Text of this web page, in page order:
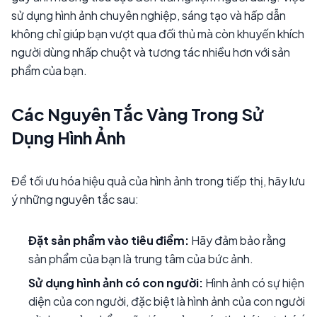
sử dụng hình ảnh chuyên nghiệp, sáng tạo và hấp dẫn
không chỉ giúp bạn vượt qua đối thủ mà còn khuyến khích
người dùng nhấp chuột và tương tác nhiều hơn với sản
phẩm của bạn.
Các Nguyên Tắc Vàng Trong Sử
Dụng Hình Ảnh
Để tối ưu hóa hiệu quả của hình ảnh trong tiếp thị, hãy lưu
ý những nguyên tắc sau:
Đặt sản phẩm vào tiêu điểm: Hãy đảm bảo rằng
sản phẩm của bạn là trung tâm của bức ảnh.
Sử dụng hình ảnh có con người: Hình ảnh có sự hiện
diện của con người, đặc biệt là hình ảnh của con người